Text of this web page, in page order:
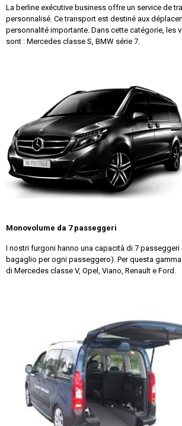
La berline exécutive business offre un service de
personnalisé. Ce transport est destiné aux
personnalité importante. Dans cette catégorie, les
sont : Mercedes classe S, BMW série 7.
Monovolume da 7 passeggeri
I nostri furgoni hanno una capacità di 7 passeggeri
bagaglio per ogni passeggero). Per questa
di Mercedes classe V, Opel, Viano, Renault e Ford.